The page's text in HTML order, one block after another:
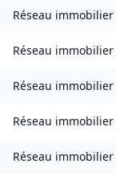
Réseau immobilier
Réseau immobilier
Réseau immobilier
Réseau immobilier
Réseau immobilier